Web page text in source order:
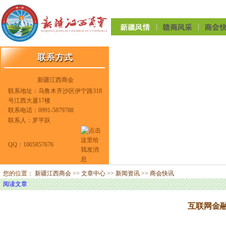
新疆江西商会
联系地址：乌鲁木齐沙区伊宁路318
号江西大厦17楼
联系电话：0991-5879788
联系人：罗平跃
QQ：1005857676
您的位置： 新疆江西商会 >> 文章中心 >> 新闻资讯 >> 商会快讯
阅读文章
互联网金